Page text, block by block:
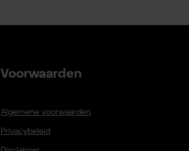
Voorwaarden
Algemene voorwaarden
Privacybeleid